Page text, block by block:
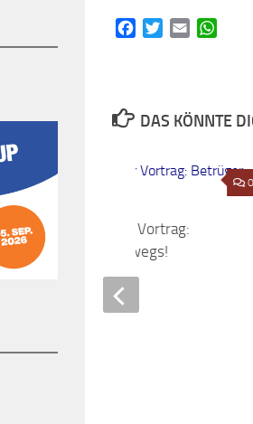
FacebookTwitterEmail
DAS KÖNNTE
0
Mo 14.11. ab 17Uhr Vortrag:
Betrüger sind unterwegs!
9. NOVEMBER 2016